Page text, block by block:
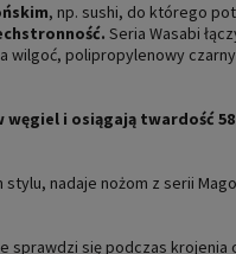
, np. sushi, do którego
Seria Wasabi
wilgoć, polipropylenowy
i osiągają twardość 58
nadaje nożom z serii
sprawdzi się podczas krojenia